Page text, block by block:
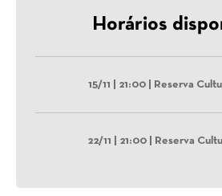
Horários
15/11 | 21:00 | Reserva
22/11 | 21:00 | Reserva